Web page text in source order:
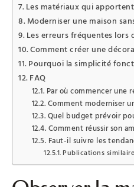
Les matériaux qui
Moderniser une maison
Les erreurs fréquentes lors
Comment créer une
Pourquoi la simplicité
FAQ
Par où commencer une
Comment moderniser
Quel budget prévoir
Comment réussir son
Faut-il suivre les
Publications